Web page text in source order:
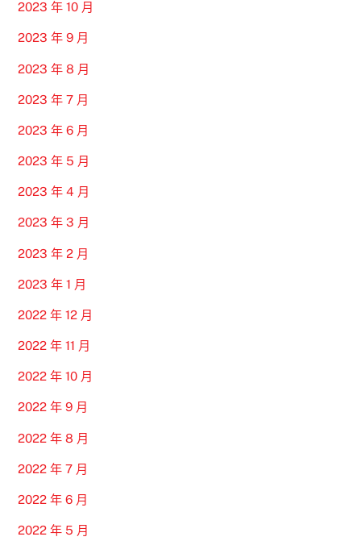
2023 年 10 月
2023 年 9 月
2023 年 8 月
2023 年 7 月
2023 年 6 月
2023 年 5 月
2023 年 4 月
2023 年 3 月
2023 年 2 月
2023 年 1 月
2022 年 12 月
2022 年 11 月
2022 年 10 月
2022 年 9 月
2022 年 8 月
2022 年 7 月
2022 年 6 月
2022 年 5 月